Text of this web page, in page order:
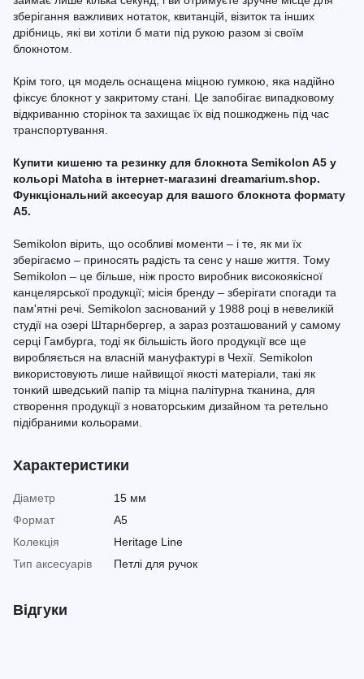
зберігання важливих нотаток, квитанцій, візиток та інших
дрібниць, які ви хотіли б мати під рукою разом зі своїм
блокнотом.
Крім того, ця модель оснащена міцною гумкою, яка надійно
фіксує блокнот у закритому стані. Це запобігає випадковому
відкриванню сторінок та захищає їх від пошкоджень під час
транспортування.
Купити кишеню та резинку для блокнота Semikolon A5 у
кольорі Matcha в інтернет-магазині dreamarium.shop.
Функціональний аксесуар для вашого блокнота формату
A5.
Semikolon вірить, що особливі моменти – і те, як ми їх
зберігаємо – приносять радість та сенс у наше життя. Тому
Semikolon – це більше, ніж просто виробник високоякісної
канцелярської продукції; місія бренду – зберігати спогади та
пам'ятні речі. Semikolon заснований у 1988 році в невеликій
студії на озері Штарнбергер, а зараз розташований у самому
серці Гамбурга, тоді як більшість його продукції все ще
виробляється на власній мануфактурі в Чехії. Semikolon
використовують лише найвищої якості матеріали, такі як
тонкий шведський папір та міцна палітурна тканина, для
створення продукції з новаторським дизайном та ретельно
підібраними кольорами.
Характеристики
Діаметр
15 мм
Формат
A5
Колекція
Heritage Line
Тип аксесуарів
Петлі для ручок
Відгуки